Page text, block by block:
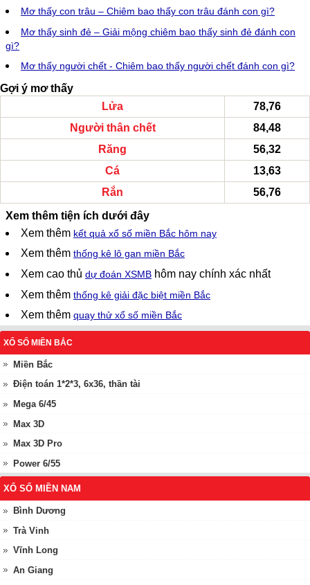
Mơ thấy con trâu – Chiêm bao thấy con trâu đánh con gì?
Mơ thấy sinh đẻ – Giải mộng chiêm bao thấy sinh đẻ đánh con
gì?
Mơ thấy người chết - Chiêm bao thấy người chết đánh con gì?
Gợi ý mơ thấy
Lửa
78,76
Người thân chết
84,48
Răng
56,32
Cá
13,63
Rắn
56,76
Xem thêm tiện ích dưới đây
Xem thêm kết quả xổ số miền Bắc hôm nay
Xem thêm thống kê lô gan miền Bắc
Xem cao thủ dự đoán XSMB hôm nay chính xác nhất
Xem thêm thống kê giải đặc biệt miền Bắc
Xem thêm quay thử xổ số miền Bắc
XỔ SỐ MIỀN BẮC
Miền Bắc
Điện toán 1*2*3, 6x36, thần tài
Mega 6/45
Max 3D
Max 3D Pro
Power 6/55
XỔ SỐ MIỀN NAM
Bình Dương
Trà Vinh
Vĩnh Long
An Giang